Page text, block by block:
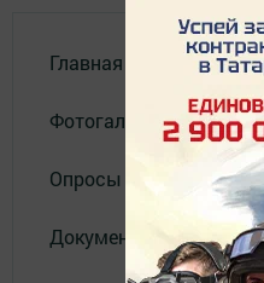
Главная
Фотогалереи
Опросы
Документы филиала